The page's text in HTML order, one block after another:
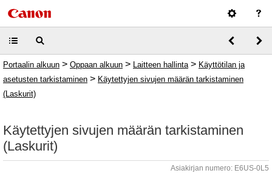
Portaalin alkuun > Oppaan alkuun > Laitteen hallinta > Käyttötilan ja
asetusten tarkistaminen > Käytettyjen sivujen määrän tarkistaminen
(Laskurit)
Käytettyjen sivujen määrän tarkistaminen
(Laskurit)
Asiakirjan numero: E6US-0L5